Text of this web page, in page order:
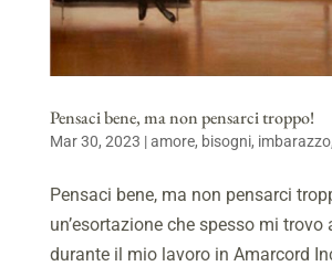
Pensaci bene, ma non pensarci troppo!
Mar 30, 2023 |amore, bisogni, imbarazzo,
Pensaci bene, ma non pensarci
un’esortazione che spesso mi trovo
durante il mio lavoro in Amarcord